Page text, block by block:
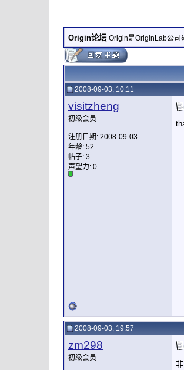
Origin论坛 Origin是OriginLab公司
2008-09-03, 10:11
visitzheng
初级会员
注册日期: 2008-09-03
年龄: 52
帖子: 3
声望力: 0
2008-09-03, 19:57
zm298
初级会员